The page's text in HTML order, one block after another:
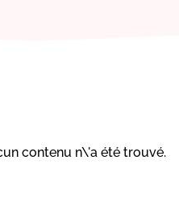
contenu n\'a été trouvé.